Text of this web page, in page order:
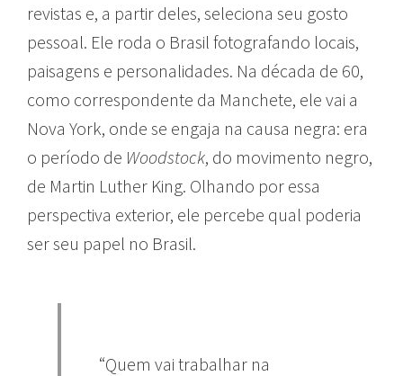
revistas e, a partir deles, seleciona seu gosto
pessoal. Ele roda o Brasil fotografando locais,
paisagens e personalidades. Na década de 60,
como correspondente da Manchete, ele vai a
Nova York, onde se engaja na causa negra: era
o período de Woodstock, do movimento negro,
de Martin Luther King. Olhando por essa
perspectiva exterior, ele percebe qual poderia
ser seu papel no Brasil.
“Quem vai trabalhar na